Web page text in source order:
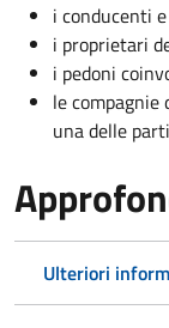
i conducenti
i proprietari
i pedoni
le compagnie
una delle
Ulteriori